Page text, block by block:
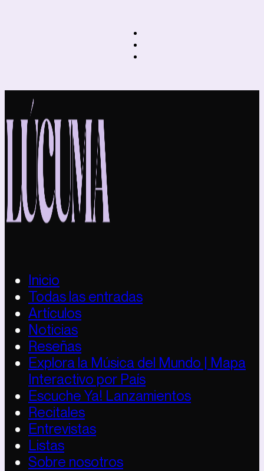
Inicio
Todas las entradas
Artículos
Noticias
Reseñas
Explora la Música del Mundo | Mapa
Interactivo por País
Escuche Ya! Lanzamientos
Recitales
Entrevistas
Listas
Sobre nosotros